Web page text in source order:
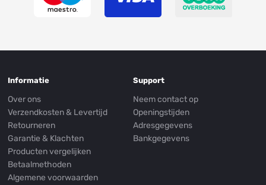
Informatie
Over ons
Verzendkosten & Levertijd
Retourneren
Garantie & Klachten
Producten vergelijken
Betaalmethoden
Algemene voorwaarden
Support
Neem contact op
Openingstijden
Adresgegevens
Bankgegevens